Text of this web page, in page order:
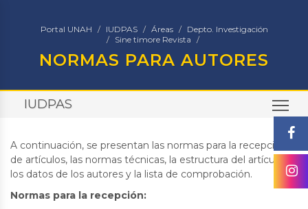
Portal UNAH IUDPAS Áreas
Depto. Investigación
Sine timore Revista
NORMAS PARA AUTORES
IUDPAS
A continuación, se presentan las normas para la recepción
de artículos, las normas técnicas, la estructura del artículo,
los datos de los autores y la lista de comprobación.
Normas para la recepción: